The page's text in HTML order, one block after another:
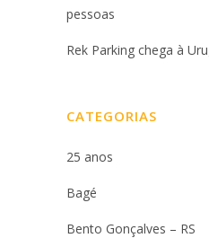
pessoas
Rek Parking chega à
CATEGORIAS
25 anos
Bagé
Bento Gonçalves – RS